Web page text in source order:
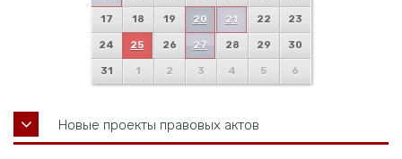
17 18 19 20 21 22 23
24 25 26 27 28 29 30
31 1 2 3 4 5 6
Новые проекты правовых актов